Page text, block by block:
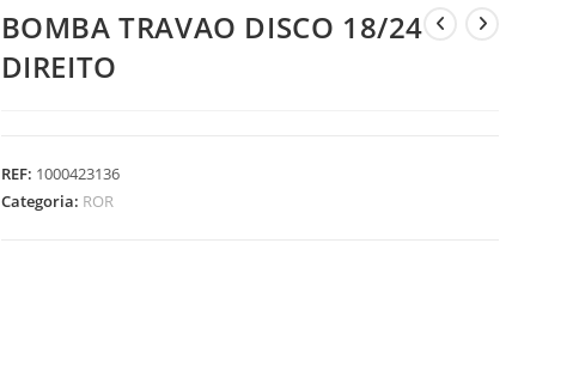
BOMBA TRAVAO DISCO 18/24
DIREITO
REF: 1000423136
Categoria: ROR